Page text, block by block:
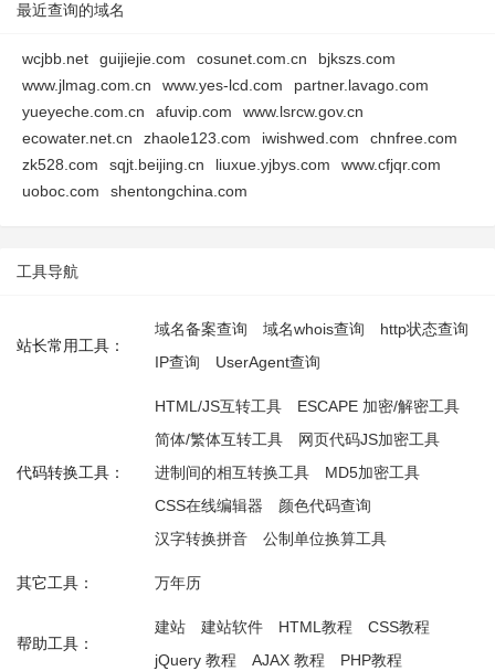
最近查询的域名
wcjbb.net guijiejie.com cosunet.com.cn
bjkszs.com
www.jlmag.com.cn
www.yes-lcd.com
partner.lavago.com
yueyeche.com.cn
afuvip.com
www.lsrcw.gov.cn
ecowater.net.cn
zhaole123.com iwishwed.com
chnfree.com
zk528.com
sqjt.beijing.cn liuxue.yjbys.com
www.cfjqr.com
uoboc.com
shentongchina.com
工具导航
站长常用工具：
域名备案查询 域名whois查询
http状态查询
IP查询
UserAgent查询
代码转换工具：
HTML/JS互转工具
ESCAPE 加密/解密工具
简体/繁体互转工具
网页代码JS加密工具
进制间的相互转换工具
MD5加密工具
CSS在线编辑器
颜色代码查询
汉字转换拼音
公制单位换算工具
其它工具： 万年历
帮助工具：
建站 建站软件 HTML教程
CSS教程
jQuery 教程
AJAX 教程 PHP教程